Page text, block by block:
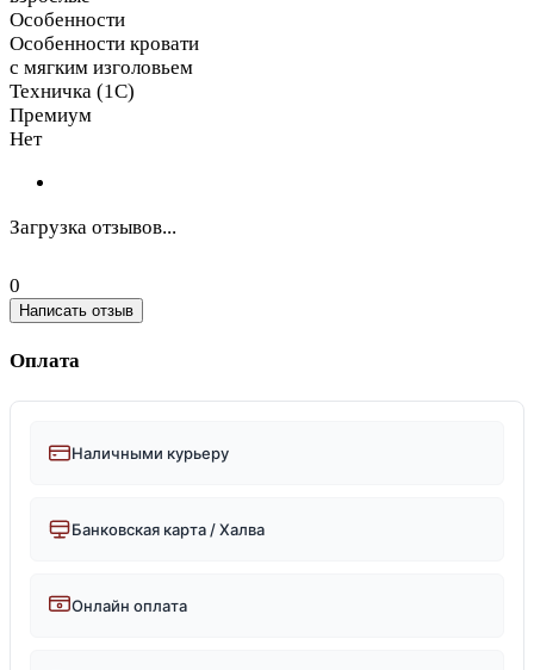
Особенности
Особенности кровати
с мягким изголовьем
Техничка (1С)
Премиум
Нет
Загрузка отзывов...
0
Написать отзыв
Оплата
Наличными курьеру
Банковская карта / Халва
Онлайн оплата